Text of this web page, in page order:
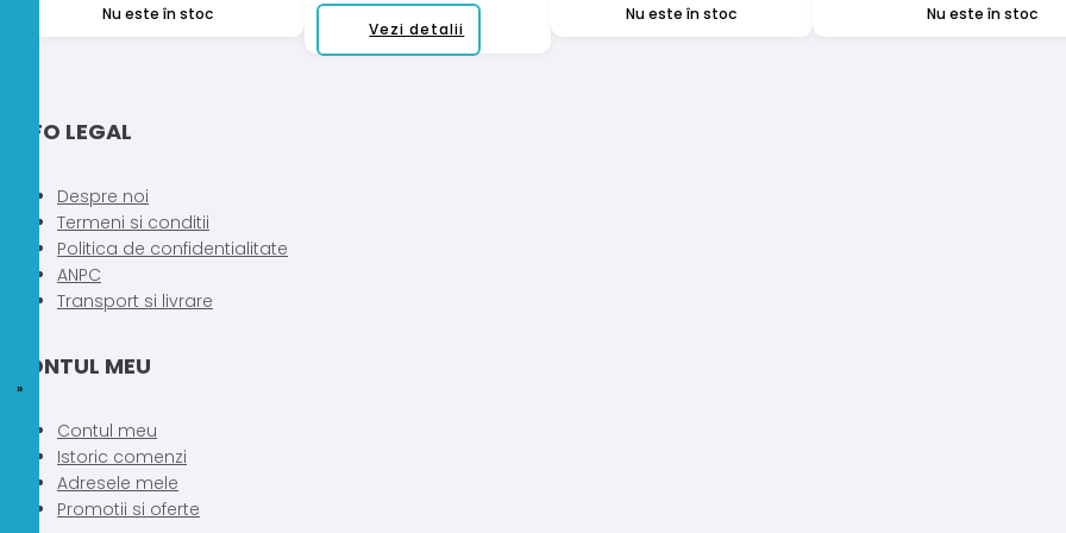
Nu este în stoc
Vezi detalii
produs
Nu este în stoc Nu este în stoc
INFO LEGAL
Despre noi
Termeni si conditii
Politica de confidentialitate
ANPC
Transport si livrare
CONTUL MEU
Contul meu
Istoric comenzi
Adresele mele
Promotii si oferte